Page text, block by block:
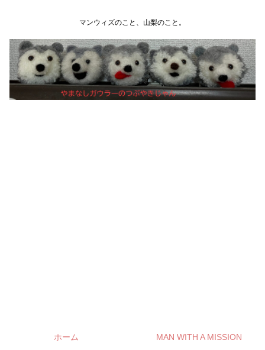
マンウィズのこと、山梨のこと。
ホーム MAN WITH A MISSION